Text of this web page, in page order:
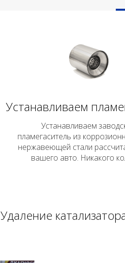
Устанавливаем
Устанавливаем
пламегаситель из
нержавеющей стали
вашего авто. Никакого
Удаление